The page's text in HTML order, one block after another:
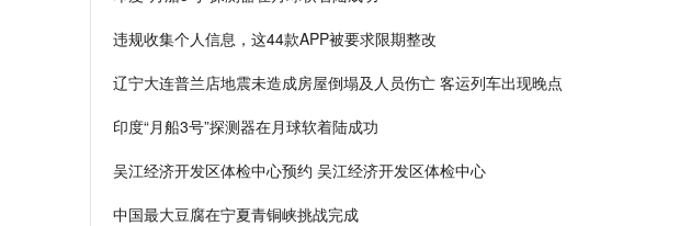
违规收集个人信息，这44款APP被要求限期整改
辽宁大连普兰店地震未造成房屋倒塌及人员伤亡 客运列车出现晚点
印度“月船3号”探测器在月球软着陆成功
吴江经济开发区体检中心预约 吴江经济开发区体检中心
中国最大豆腐在宁夏青铜峡挑战完成